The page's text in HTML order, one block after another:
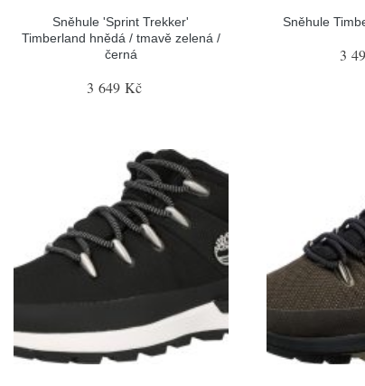
Sněhule 'Sprint Trekker'
Timberland hnědá / tmavě zelená /
černá
3 649 Kč
Sněhule
3